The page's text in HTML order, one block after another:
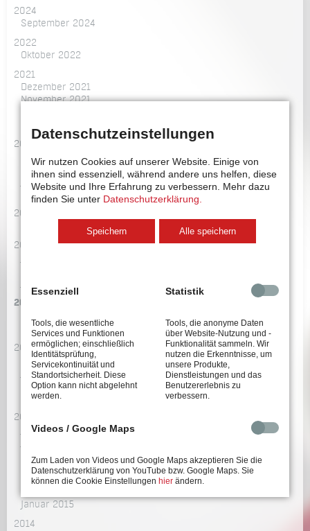
2024
September 2024
2022
Oktober 2022
2021
Dezember 2021
November 2021
2020
Dezember 2020
Oktober 2020
Juli 2020
März 2020
2019
2018
2017
Februar 2017
2016
September 2016
Juli 2016
April 2016
März 2016
2015
Juli 2015
Mai 2015
April 2015
März 2015
Januar 2015
2014
Datenschutzeinstellungen
Wir nutzen Cookies auf unserer Website. Einige von
ihnen sind essenziell, während andere uns helfen, diese
Website und Ihre Erfahrung zu verbessern. Mehr dazu
finden Sie unter Datenschutzerklärung.
Speichern Alle speichern
Essenziell
Tools, die wesentliche
Services und Funktionen
ermöglichen; einschließlich
Identitätsprüfung,
Servicekontinuität und
Standortsicherheit. Diese
Option kann nicht abgelehnt
werden.
Statistik
Tools, die anonyme Daten
über Website-Nutzung und -
Funktionalität sammeln. Wir
nutzen die Erkenntnisse, um
unsere Produkte,
Dienstleistungen und das
Benutzererlebnis zu
verbessern.
Videos / Google Maps
Zum Laden von Videos und Google Maps akzeptieren Sie die
Datenschutzerklärung von YouTube bzw. Google Maps. Sie
können die Cookie Einstellungen hier ändern.